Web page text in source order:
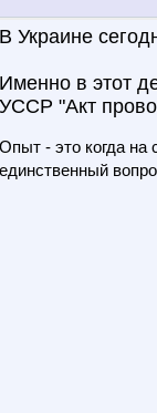
В Украине
Именно в этот
УССР "Акт
Опыт - это когда на
единственный